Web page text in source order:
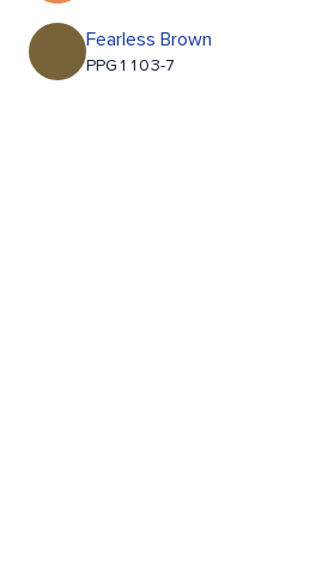
Fearless Brown
PPG1103-7